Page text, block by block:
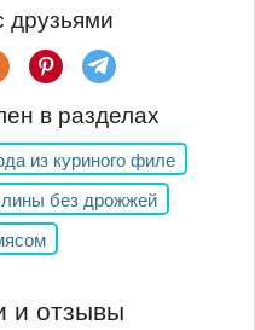
друзьями
в разделах
из куриного филе
без дрожжей
и отзывы